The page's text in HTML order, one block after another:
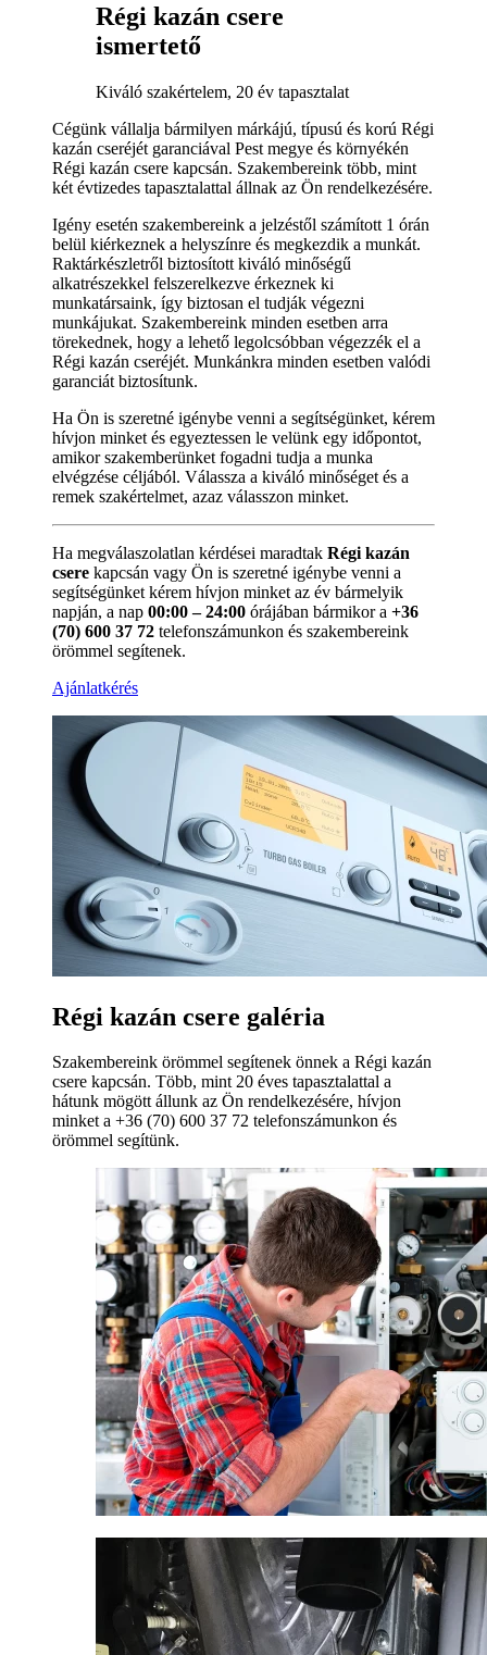
Régi kazán csere
ismertető
Kiváló szakértelem, 20 év tapasztalat
Cégünk vállalja bármilyen márkájú, típusú és korú Régi
kazán cseréjét garanciával Pest megye és környékén
Régi kazán csere kapcsán. Szakembereink több, mint
két évtizedes tapasztalattal állnak az Ön rendelkezésére.
Igény esetén szakembereink a jelzéstől számított 1 órán
belül kiérkeznek a helyszínre és megkezdik a munkát.
Raktárkészletről biztosított kiváló minőségű
alkatrészekkel felszerelkezve érkeznek ki
munkatársaink, így biztosan el tudják végezni
munkájukat. Szakembereink minden esetben arra
törekednek, hogy a lehető legolcsóbban végezzék el a
Régi kazán cseréjét. Munkánkra minden esetben valódi
garanciát biztosítunk.
Ha Ön is szeretné igénybe venni a segítségünket, kérem
hívjon minket és egyeztessen le velünk egy időpontot,
amikor szakemberünket fogadni tudja a munka
elvégzése céljából. Válassza a kiváló minőséget és a
remek szakértelmet, azaz válasszon minket.
Ha megválaszolatlan kérdései maradtak Régi kazán
csere kapcsán vagy Ön is szeretné igénybe venni a
segítségünket kérem hívjon minket az év bármelyik
napján, a nap 00:00 – 24:00 órájában bármikor a +36
(70) 600 37 72 telefonszámunkon és szakembereink
örömmel segítenek.
Ajánlatkérés
Régi kazán csere galéria
Szakembereink örömmel segítenek önnek a Régi kazán
csere kapcsán. Több, mint 20 éves tapasztalattal a
hátunk mögött állunk az Ön rendelkezésére, hívjon
minket a +36 (70) 600 37 72 telefonszámunkon és
örömmel segítünk.